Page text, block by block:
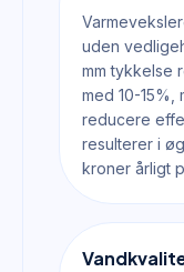
uden
mm tykkelse
med 10-15%,
reducere
resulterer i
kroner årligt